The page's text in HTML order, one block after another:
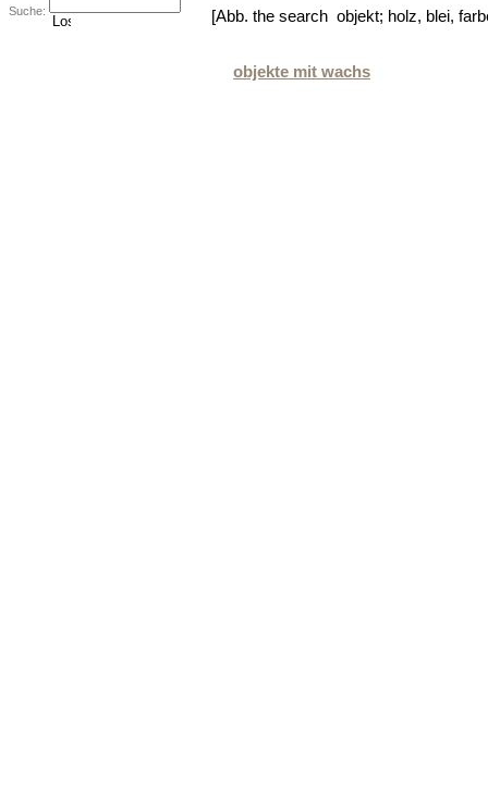
Suche:
[Abb. the search objekt; holz, blei,
objekte mit wachs